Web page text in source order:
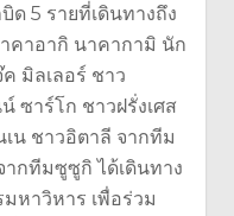
ด 5 รายที่เดินทางถึง
คาอากิ นาคากามิ นัก
มิลเลอร์ ชาว
ซาร์โก ชาวฝรั่งเศส
น ชาวอิตาลี จากทีม
กทีมซูซูกิ ได้เดินทาง
หาวิหาร เพื่อร่วม